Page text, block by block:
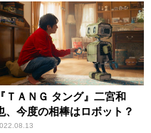
『ＴＡＮＧ タング』二宮和
、今度の相棒はロボット？